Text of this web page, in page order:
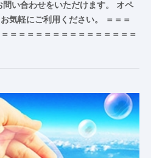
い合わせをいただけます。 オペ
気軽にご利用ください。 ＝＝＝
＝＝＝＝＝＝＝＝＝＝＝＝＝＝＝